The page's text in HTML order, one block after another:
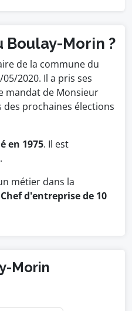
Boulay-Morin ?
de la commune du
2020. Il a pris ses
mandat de Monsieur
des prochaines élections
en 1975. Il est
métier dans la
Chef d'entreprise de 10
Morin